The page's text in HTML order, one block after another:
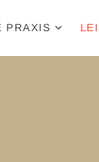
PRAXIS